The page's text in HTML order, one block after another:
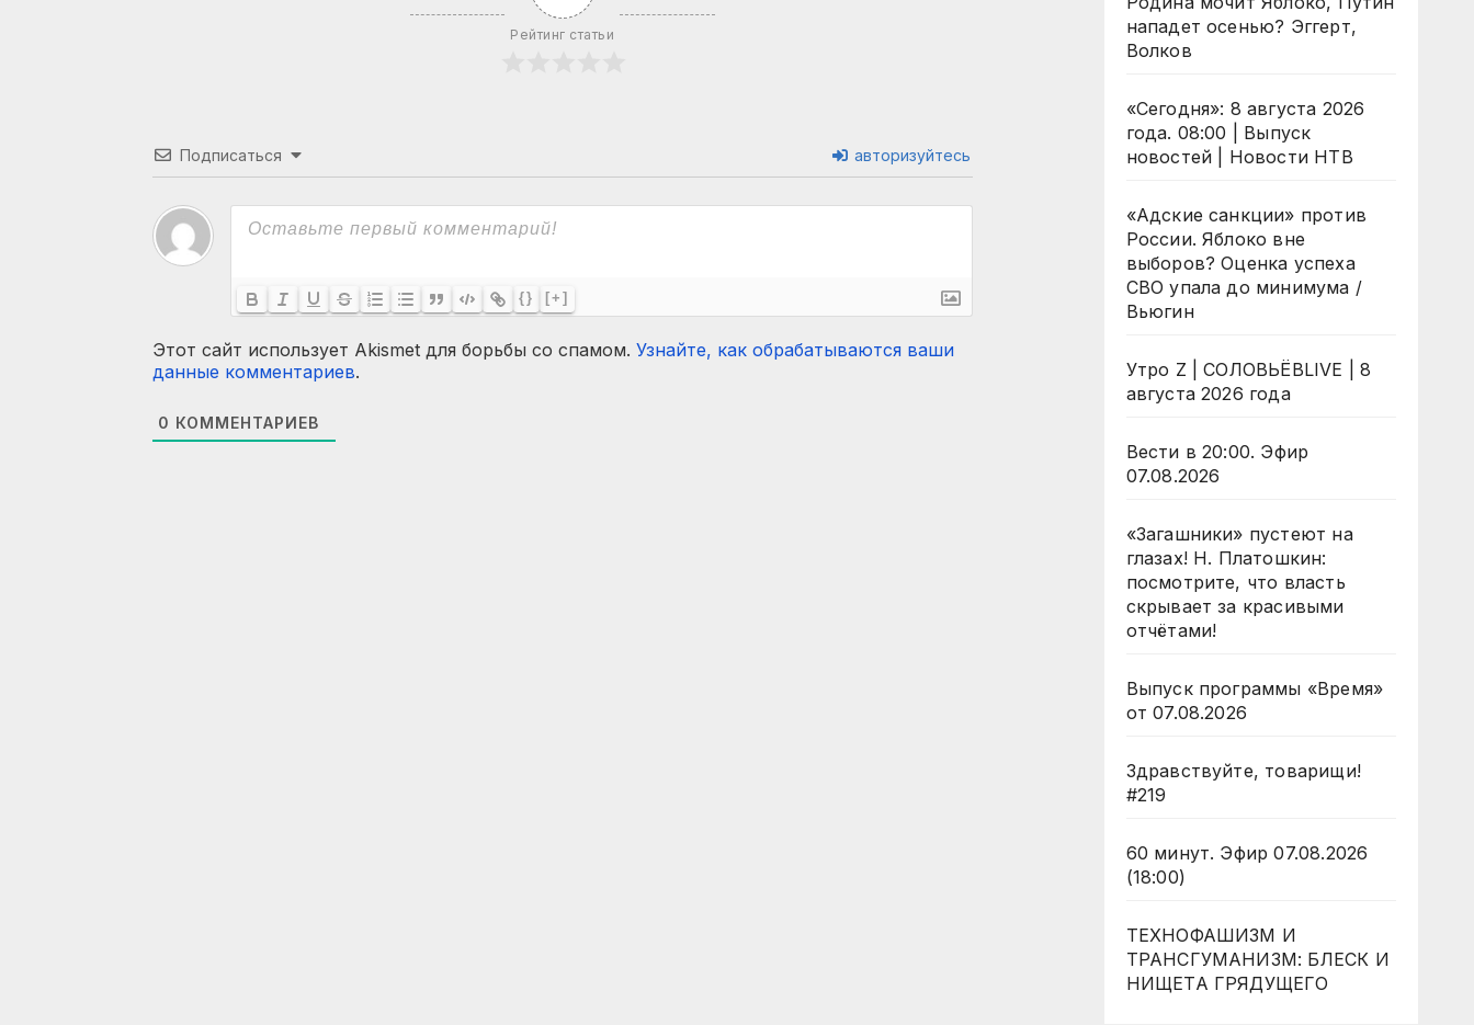
Рейтинг статьи
Подписаться авторизуйтесь
{} [+]
Этот сайт использует Akismet для борьбы со спамом. Узнайте, как обрабатываются ваши
данные комментариев.
0 КОММЕНТАРИЕВ
нападет осенью? Эггерт,
Волков
«Сегодня»: 8 августа 2026
года. 08:00 | Выпуск
новостей | Новости НТВ
«Адские санкции» против
России. Яблоко вне
выборов? Оценка успеха
СВО упала до минимума /
Вьюгин
Утро Z | СОЛОВЬЁВLIVE | 8
августа 2026 года
Вести в 20:00. Эфир
07.08.2026
«Загашники» пустеют на
глазах! Н. Платошкин:
посмотрите, что власть
скрывает за красивыми
отчётами!
Выпуск программы «Время»
от 07.08.2026
Здравствуйте, товарищи!
#219
60 минут. Эфир 07.08.2026
(18:00)
ТЕХНОФАШИЗМ И
ТРАНСГУМАНИЗМ: БЛЕСК И
НИЩЕТА ГРЯДУЩЕГО